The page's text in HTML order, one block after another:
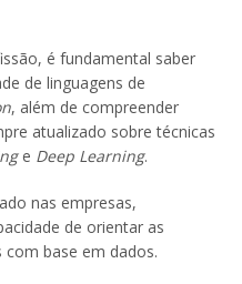
é fundamental saber
de linguagens de
, além de compreender
atualizado sobre técnicas
e Deep Learning.
nas empresas,
de orientar as
base em dados.